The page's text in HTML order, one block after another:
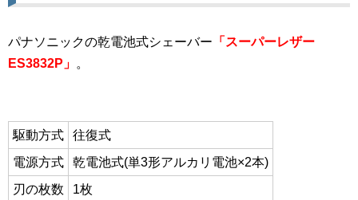
パナソニックの乾電池式シェーバー 「スーパーレザー
ES3832P」 。
駆動方式
往復式
電源方式
乾電池式(単3形アルカリ電池×2本)
刃の枚数
1枚